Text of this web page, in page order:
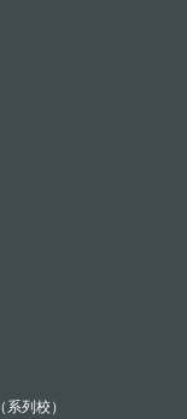
列校）